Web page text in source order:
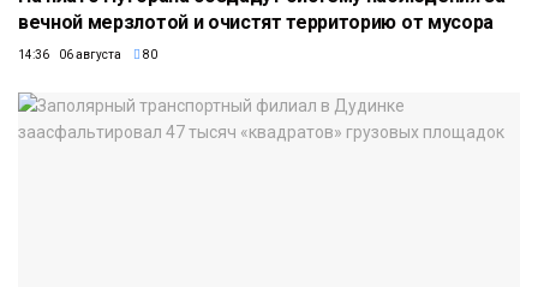
вечной мерзлотой и очистят территорию от мусора
14:36 06 августа 80